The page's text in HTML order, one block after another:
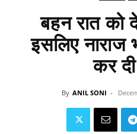
बहन रात को
इसलिए नाराज
कर
By ANIL SONI -